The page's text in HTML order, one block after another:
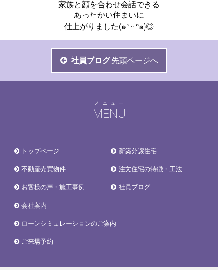
家族と顔を合わせ会話できる
あったかい住まいに
仕上がりました(๑ᐢ ᵕ ᐢ๑)◎
社員ブログ 先頭ページへ
MENU
メニュー
トップページ 新築分譲住宅
不動産売買物件 注文住宅の特徴・工法
お客様の声・施工事例 社員ブログ
会社案内
ローンシミュレーションのご案内
ご来場予約